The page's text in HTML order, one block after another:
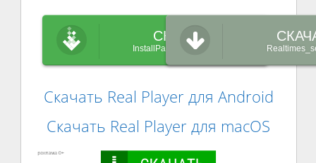
СКАЧАТЬ
InstallPack_Realtimes.exe
Скачать Real Player для Android
Скачать Real Player для macOS